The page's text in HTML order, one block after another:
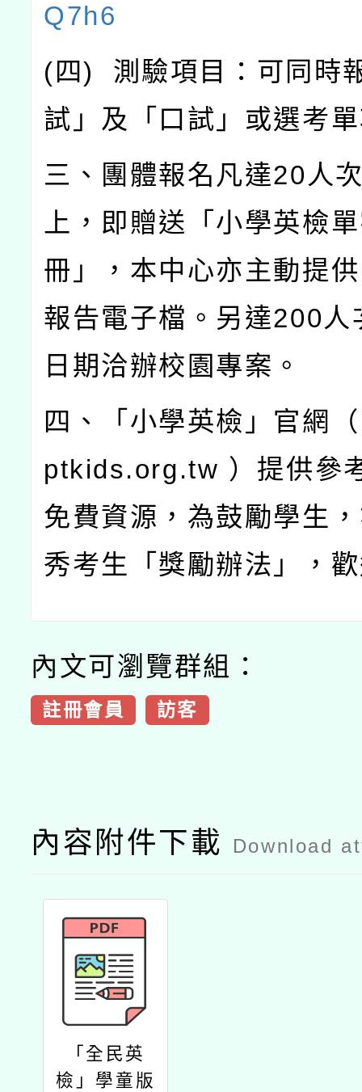
Q7h6
( 四) 測驗項目：可同時
試」及「口試」或選考
三、團體報名凡達20 人
上，即贈送「小學英檢
冊」，本中心亦主動提
報告電子檔。另達200人
日期洽辦校園專案。
四、「小學英檢」官網（
ptkids.org.tw ）提供參
免費資源，為鼓勵學生
秀考生「獎勵辦法」，
內文可瀏覽群組：
註冊會員 訪客
內容附件下載 Download
「全民英
檢」學童版